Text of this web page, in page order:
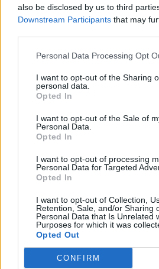
also be disclosed by us to third
Downstream Participants that may
Personal Data Processing Opt
I want to opt-out of the Sharing
personal data.
Opted In
I want to opt-out of the Sale of
Personal Data.
Opted In
I want to opt-out of processing
Personal Data for Targeted
Opted In
I want to opt-out of Collection,
Retention, Sale, and/or Sharing
Personal Data that Is Unrelated
Purposes for which it was
Opted Out
CONFIRM
Προηγούμενο άρθρο
The Upfront Initiative:
Μιλώντας ανοιχτά για όσα